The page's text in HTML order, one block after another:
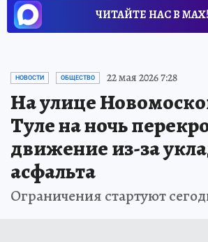
ЧИТАЙТЕ НАС В МАХ!
НОВОСТИ ОБЩЕСТВО 22 мая 2026 7:28
На улице
Туле на ночь
движение из-за
асфальта
Ограничения стартуют